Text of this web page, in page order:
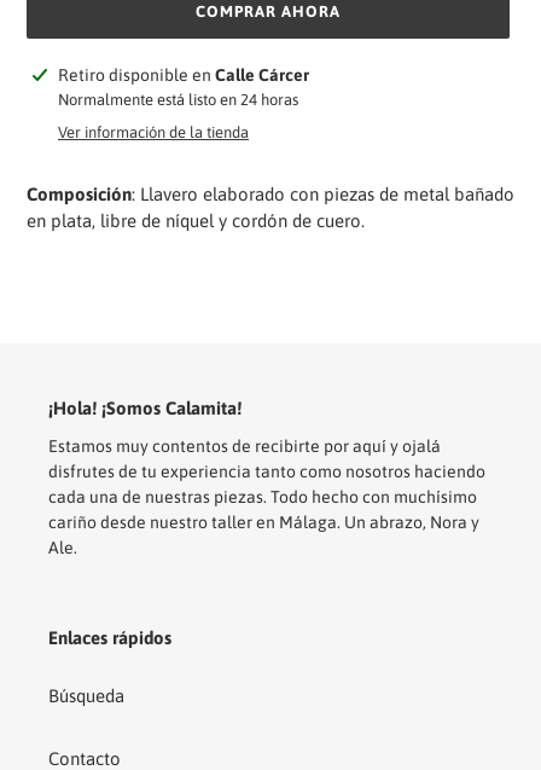
COMPRAR AHORA
Agregando
producto
carrito
Retiro disponible en Calle Cárcer
Normalmente está listo en 24 horas
Ver información de la tienda
Composición: Llavero elaborado con piezas de metal bañado
en plata, libre de níquel y cordón de cuero.
¡Hola! ¡Somos Calamita!
Estamos muy contentos de recibirte por aquí y ojalá
disfrutes de tu experiencia tanto como nosotros haciendo
cada una de nuestras piezas. Todo hecho con muchísimo
cariño desde nuestro taller en Málaga. Un abrazo, Nora y
Ale.
Enlaces rápidos
Búsqueda
Contacto